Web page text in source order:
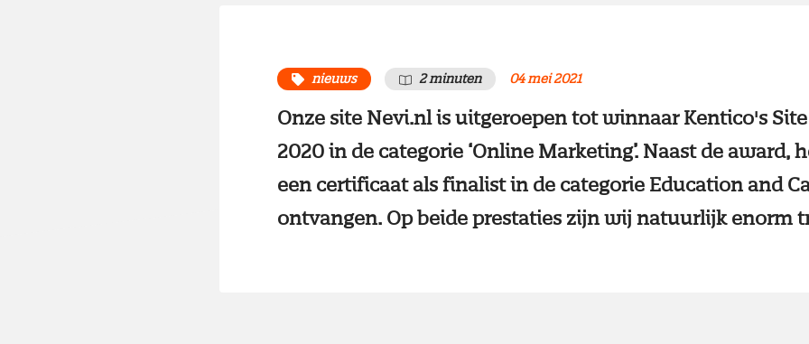
nieuws 2 minuten 04 mei 2021
Onze site Nevi.nl is uitgeroepen tot winnaar Kentico's
2020 in de categorie ‘Online Marketing’. Naast de award,
een certificaat als finalist in de categorie Education and
ontvangen. Op beide prestaties zijn wij natuurlijk enorm